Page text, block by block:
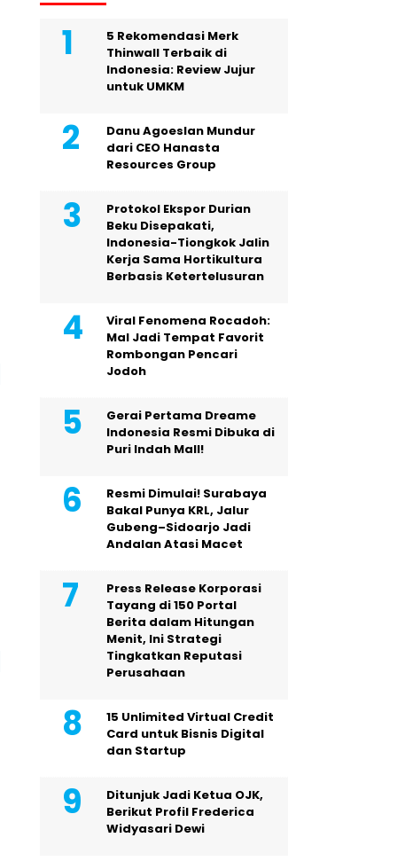
5 Rekomendasi Merk
Thinwall Terbaik di
Indonesia: Review Jujur
untuk UMKM
Danu Agoeslan Mundur
dari CEO Hanasta
Resources Group
Protokol Ekspor Durian
Beku Disepakati,
Indonesia-Tiongkok Jalin
Kerja Sama Hortikultura
Berbasis Ketertelusuran
Viral Fenomena Rocadoh:
Mal Jadi Tempat Favorit
Rombongan Pencari
Jodoh
Gerai Pertama Dreame
Indonesia Resmi Dibuka di
Puri Indah Mall!
Resmi Dimulai! Surabaya
Bakal Punya KRL, Jalur
Gubeng–Sidoarjo Jadi
Andalan Atasi Macet
Press Release Korporasi
Tayang di 150 Portal
Berita dalam Hitungan
Menit, Ini Strategi
Tingkatkan Reputasi
Perusahaan
15 Unlimited Virtual Credit
Card untuk Bisnis Digital
dan Startup
Ditunjuk Jadi Ketua OJK,
Berikut Profil Frederica
Widyasari Dewi